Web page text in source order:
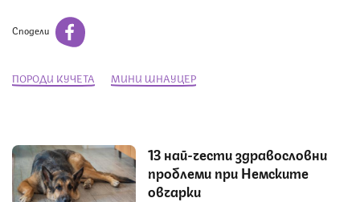
Сподели
ПОРОДИ КУЧЕТА МИНИ ШНАУЦЕР
13 най-чести здравословни
проблеми при Немските
овчарки